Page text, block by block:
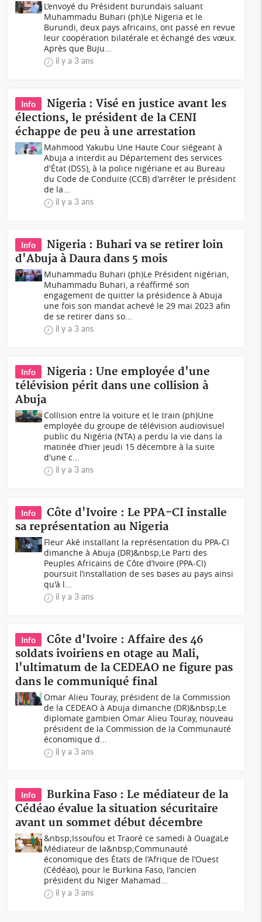
L’envoyé du Président burundais saluant
Muhammadu Buhari (ph)Le Nigeria et le
Burundi, deux pays africains, ont passé en revue
leur coopération bilatérale et échangé des vœux.
Après que Buju...
il y a 3 ans
Info
Nigeria : Visé en justice avant les
élections, le président de la CENI
échappe de peu à une arrestation
Mahmood Yakubu Une Haute Cour siégeant à
Abuja a interdit au Département des services
d'État (DSS), à la police nigériane et au Bureau
du Code de Conduite (CCB) d'arrêter le président
de la...
il y a 3 ans
Info
Nigeria : Buhari va se retirer loin
d'Abuja à Daura dans 5 mois
Muhammadu Buhari (ph)Le Président nigérian,
Muhammadu Buhari, a réaffirmé son
engagement de quitter la présidence à Abuja
une fois son mandat achevé le 29 mai 2023 afin
de se retirer dans so...
il y a 3 ans
Info
Nigeria : Une employée d'une
télévision périt dans une collision à
Abuja
Collision entre la voiture et le train (ph)Une
employée du groupe de télévision audiovisuel
public du Nigéria (NTA) a perdu la vie dans la
matinée d’hier jeudi 15 décembre à la suite
d'une c...
il y a 3 ans
Info
Côte d'Ivoire : Le PPA-CI installe
sa représentation au Nigeria
Fleur Aké installant la représentation du PPA-CI
dimanche à Abuja (DR)&nbsp;Le Parti des
Peuples Africains de Côte d’Ivoire (PPA-CI)
poursuit l’installation de ses bases au pays ainsi
qu'à l...
il y a 3 ans
Info
Côte d'Ivoire : Affaire des 46
soldats ivoiriens en otage au Mali,
l'ultimatum de la CEDEAO ne figure pas
dans le communiqué final
Omar Alieu Touray, président de la Commission
de la CEDEAO à Abuja dimanche (DR)&nbsp;Le
diplomate gambien Omar Alieu Touray, nouveau
président de la Commission de la Communauté
économique d...
il y a 3 ans
Info
Burkina Faso : Le médiateur de la
Cédéao évalue la situation sécuritaire
avant un sommet début décembre
&nbsp;Issoufou et Traoré ce samedi à Ouaga Le
Médiateur de la&nbsp;Communauté
économique des États de l’Afrique de l’Ouest
(Cédéao), pour le Burkina Faso, l'ancien
président du Niger Mahamad...
il y a 3 ans